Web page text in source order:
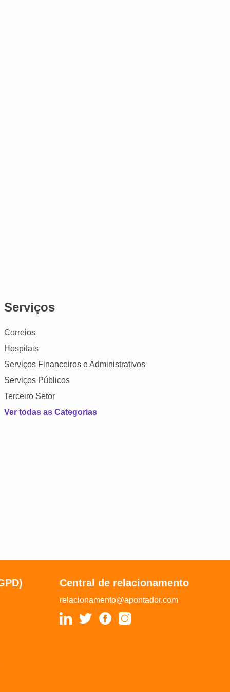
Serviços
Correios
Hospitais
Serviços Financeiros e Administrativos
Serviços Públicos
Terceiro Setor
Ver todas as Categorias
Central de relacionamento
relacionamento@apontador.com